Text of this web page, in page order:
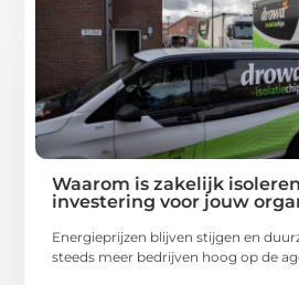
Waarom is zakelijk
investering voor jouw
Energieprijzen blijven stijgen en
steeds meer bedrijven hoog op de